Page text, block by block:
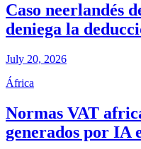
Caso neerlandés
deniega la
July 20, 2026
África
Normas VAT
generados por IA